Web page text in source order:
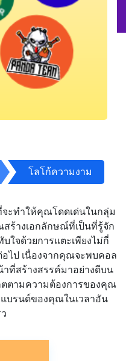
โลโก้ความงาม
ะทำให้คุณโดดเด่นในกลุ่ม
ร้างเอกลักษณ์ที่เป็นที่รู้จัก
ใจด้วยการแตะเพียงไม่กี่
ไป เนื่องจากคุณจะพบคอล
ที่สร้างสรรค์มาอย่างดีบน
ตตามความต้องการของคุณ
บรนด์ของคุณในเวลาอัน